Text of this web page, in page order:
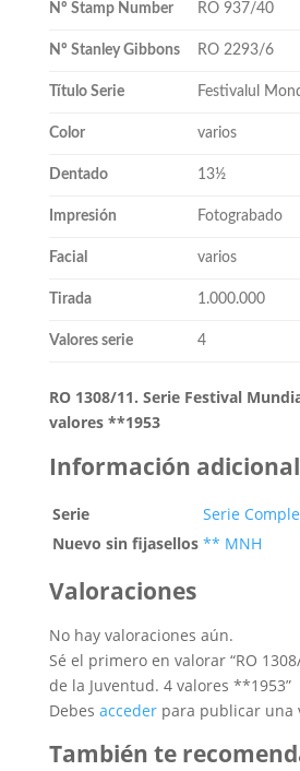
Nº Stamp Number RO 937/40
Nº Stanley Gibbons RO 2293/6
Título Serie Festivalul
Color varios
Dentado 13½
Impresión Fotograbado
Facial varios
Tirada 1.000.000
Valores serie 4
RO 1308/11. Serie Festival
valores **1953
Información adicional
Serie
Serie
Nuevo sin fijasellos ** MNH
Valoraciones
No hay valoraciones aún.
Sé el primero en valorar “RO
de la Juventud. 4 valores **1953”
Debes accederpara publicar una
También te